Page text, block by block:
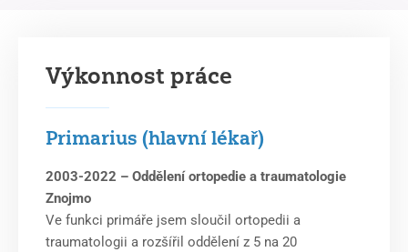
Výkonnost práce
Primarius (hlavní lékař)
2003-2022 – Oddělení ortopedie a traumatologie
Znojmo
Ve funkci primáře jsem sloučil ortopedii a
traumatologii a rozšířil oddělení z 5 na 20